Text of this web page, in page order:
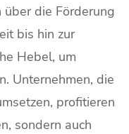
die Förderung
bis hin zur
Hebel, um
Unternehmen, die
profitieren
sondern auch